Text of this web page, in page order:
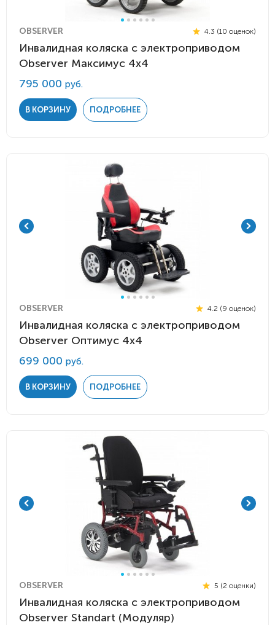
OBSERVER 4.3 (10 оценок)
Инвалидная коляска с электроприводом
Observer Максимус 4х4
795 000 руб.
В КОРЗИНУ ПОДРОБНЕЕ
OBSERVER 4.2 (9 оценок)
Инвалидная коляска с электроприводом
Observer Оптимус 4х4
699 000 руб.
В КОРЗИНУ ПОДРОБНЕЕ
OBSERVER 5 (2 оценки)
Инвалидная коляска с электроприводом
Observer Standart (Модуляр)